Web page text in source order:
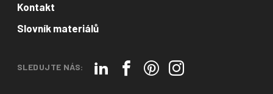
Kontakt
Slovník materiálů
SLEDUJTE NÁS: